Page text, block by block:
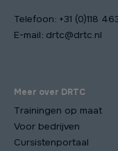
Telefoon: +31 (0)118
E-mail: drtc@drtc.nl
Meer over DRTC
Trainingen op maat
Voor bedrijven
Cursistenportaal